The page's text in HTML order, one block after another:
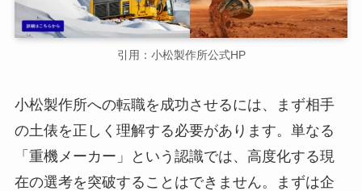
引用：小松製作所公式HP
小松製作所への転職を成功させるには、まず相手
の土俵を正しく理解する必要があります。単なる
「重機メーカー」という認識では、高度化する現
在の選考を突破することはできません。まずは企